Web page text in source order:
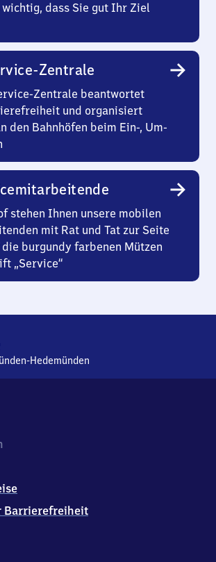
wichtig, dass Sie gut Ihr Ziel
Zentrale
Zentrale beantwortet
und organisiert
den Bahnhöfen beim Ein-, Um-
stehen Ihnen unsere mobilen
mit Rat und Tat zur Seite
die burgundy farbenen Mützen
„Service“
Hedemünden
Barrierefreiheit